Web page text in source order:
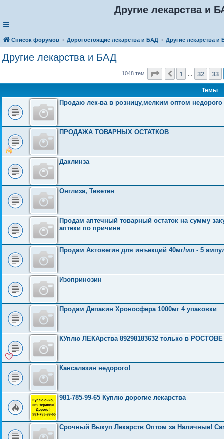
Другие лекарства и
Список форумов Дорогостоящие лекарства и БАД Другие лекарства и
Другие лекарства и БАД
1048 тем Страница 34из 42
Пред.
1 32 33
Темы
Продаю лек-ва в розницу,мелким оптом недорого
ПРОДАЖА ТОВАРНЫХ ОСТАТКОВ
Даклинза
Онглиза, Теветен
Продам аптечный товарный остаток на сумму
аптеки по причине
Продам Актовегин для инъекций 40мг/мл - 5
Изопринозин
Продам Депакин Хроносфера 1000мг 4 упаковки
КУплю ЛЕКАрства 89298183632 только в
Кансалазин недорого!
981-785-99-65 Куплю дорогие лекарства
Срочный Выкуп Лекарств Оптом за Наличные!